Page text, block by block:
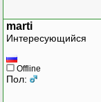
marti
Интересующийся
Offline
Пол: